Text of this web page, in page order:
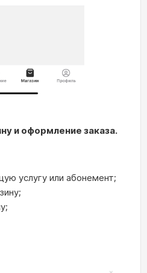
и оформление заказа.
услугу или абонемент;